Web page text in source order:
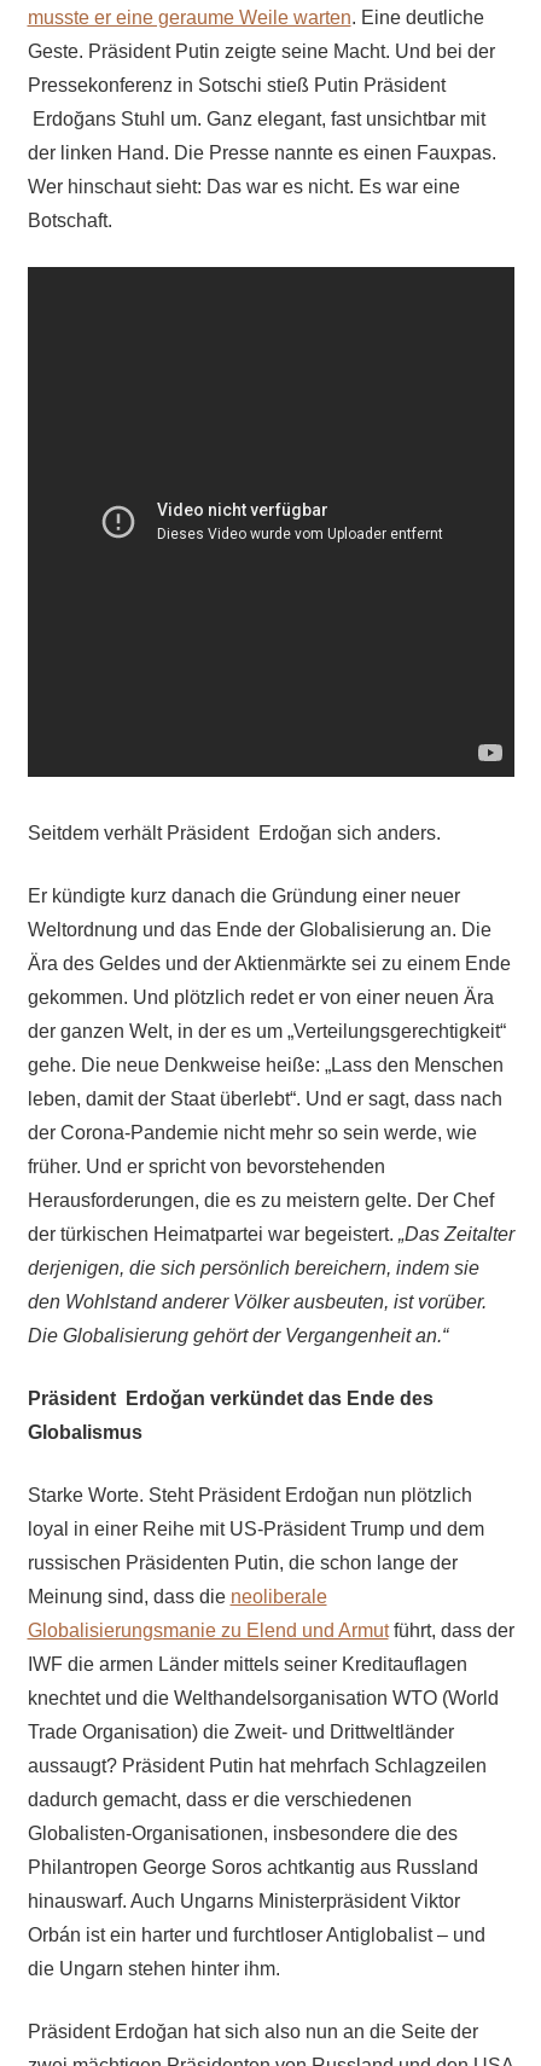
musste er eine geraume Weile warten. Eine deutliche
Geste. Präsident Putin zeigte seine Macht. Und bei der
Pressekonferenz in Sotschi stieß Putin Präsident
Erdoğans Stuhl um. Ganz elegant, fast unsichtbar mit
der linken Hand. Die Presse nannte es einen Fauxpas.
Wer hinschaut sieht: Das war es nicht. Es war eine
Botschaft.
Seitdem verhält Präsident Erdoğan sich anders.
Er kündigte kurz danach die Gründung einer neuer
Weltordnung und das Ende der Globalisierung an. Die
Ära des Geldes und der Aktienmärkte sei zu einem Ende
gekommen. Und plötzlich redet er von einer neuen Ära
der ganzen Welt, in der es um „Verteilungsgerechtigkeit“
gehe. Die neue Denkweise heiße: „Lass den Menschen
leben, damit der Staat überlebt“. Und er sagt, dass nach
der Corona-Pandemie nicht mehr so sein werde, wie
früher. Und er spricht von bevorstehenden
Herausforderungen, die es zu meistern gelte. Der Chef
der türkischen Heimatpartei war begeistert. „Das Zeitalter
derjenigen, die sich persönlich bereichern, indem sie
den Wohlstand anderer Völker ausbeuten, ist vorüber.
Die Globalisierung gehört der Vergangenheit an.“
Präsident Erdoğan verkündet das Ende des
Globalismus
Starke Worte. Steht Präsident Erdoğan nun plötzlich
loyal in einer Reihe mit US-Präsident Trump und dem
russischen Präsidenten Putin, die schon lange der
Meinung sind, dass die neoliberale
Globalisierungsmanie zu Elend und Armutführt, dass der
IWF die armen Länder mittels seiner Kreditauflagen
knechtet und die Welthandelsorganisation WTO (World
Trade Organisation) die Zweit- und Drittweltländer
aussaugt? Präsident Putin hat mehrfach Schlagzeilen
dadurch gemacht, dass er die verschiedenen
Globalisten-Organisationen, insbesondere die des
Philantropen George Soros achtkantig aus Russland
hinauswarf. Auch Ungarns Ministerpräsident Viktor
Orbán ist ein harter und furchtloser Antiglobalist – und
die Ungarn stehen hinter ihm.
Präsident Erdoğan hat sich also nun an die Seite der